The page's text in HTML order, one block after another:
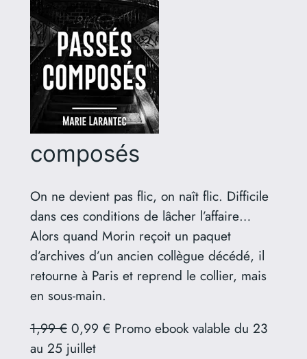
composés
On ne devient pas flic, on naît flic. Difficile
dans ces conditions de lâcher l’affaire…
Alors quand Morin reçoit un paquet
d’archives d’un ancien collègue décédé, il
retourne à Paris et reprend le collier, mais
en sous-main.
1,99 €0,99 € Promo ebook valable du 23
au 25 juillet